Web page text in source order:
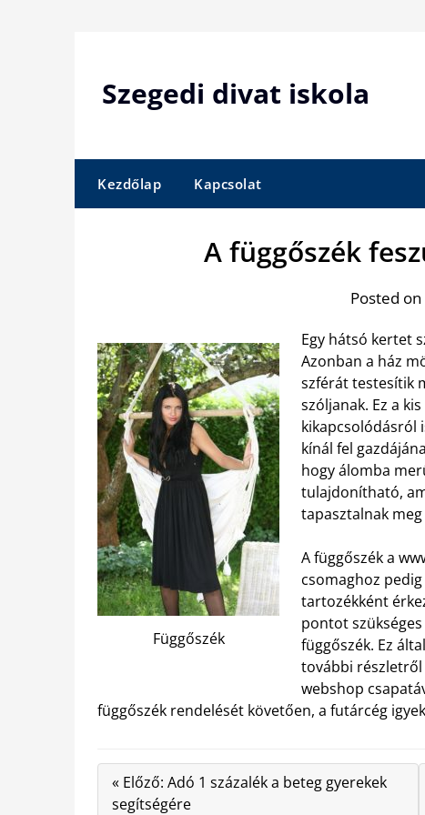
Szegedi divat iskola
Kezdőlap Kapcsolat
A függőszék
Posted
Függőszék
Egy hátsó kertet
Azonban a ház
szférát testesítik
szóljanak. Ez a
kikapcsolódásról
kínál fel
hogy álomba
tulajdonítható,
tapasztalnak
A függőszék a
csomaghoz
tartozékként
pontot
függőszék. Ez
további részletről
webshop
függőszék rendelését követően, a futárcég
« Előző: Adó 1 százalék a beteg gyerekek
segítségére